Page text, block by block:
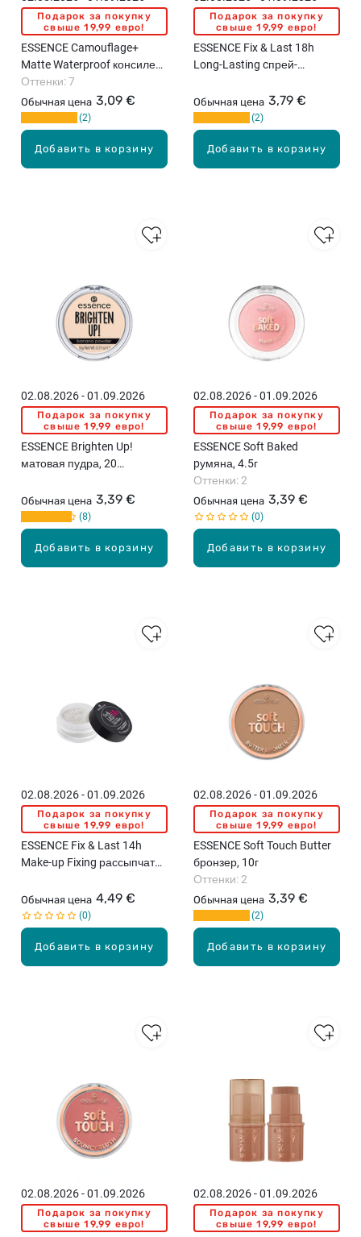
Добавить в корзину
Подарок за покупку
свыше 19,99 евро!
ESSENCE Camouflage+
Matte Waterproof консилер,
8мл
Обычная цена 3,09 €
Оттенки: 7
2
Добавить в корзину
Подарок за покупку
свыше 19,99 евро!
ESSENCE Fix & Last 18h
Long-Lasting cпрей-
Обычная цена 3,79 €
2
Добавить в корзину
02.08.2026 - 01.09.2026
Подарок за покупку
свыше 19,99 евро!
ESSENCE Brighten Up!
матовая пудра, 20
Обычная цена 3,39 €
8
Добавить в корзину
02.08.2026 - 01.09.2026
Подарок за покупку
свыше 19,99 евро!
ESSENCE Soft Baked
pумяна, 4.5г
Обычная цена 3,39 €
Оттенки: 2
0
Добавить в корзину
02.08.2026 - 01.09.2026
Подарок за покупку
свыше 19,99 евро!
ESSENCE Fix & Last 14h
Make-up Fixing рассыпчатая
Обычная цена 4,49 €
0
Добавить в корзину
02.08.2026 - 01.09.2026
Подарок за покупку
свыше 19,99 евро!
ESSENCE Soft Touch Butter
бронзер, 10г
Обычная цена 3,39 €
Оттенки: 2
2
02.08.2026 - 01.09.2026
Подарок за покупку
свыше 19,99 евро!
02.08.2026 - 01.09.2026
Подарок за покупку
свыше 19,99 евро!